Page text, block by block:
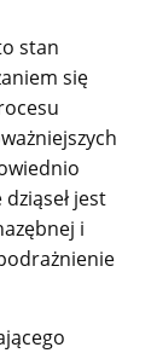
stan
się
jest
i